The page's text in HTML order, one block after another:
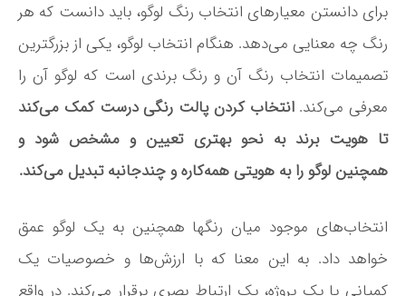
برای دانستن معیارهای انتخاب رنگ لوگو، باید دانست که هر
رنگ چه معنایی می‌­دهد. هنگام انتخاب لوگو، یکی از بزرگ­ترین
تصمیمات انتخاب رنگ آن و رنگ برندی است که لوگو آن را
معرفی می‌­کند.انتخاب کردن پالت رنگی درست کمک می­‌کند
تا هویت برند به نحو بهتری تعیین و مشخص شود و
همچنین لوگو را به هویتی همه‌­کاره و چندجانبه تبدیل می‌­کند.
انتخاب‌­های موجود میان رنگ­ها همچنین به یک لوگو عمق
خواهد داد. به این معنا که با ارزش­‌ها و خصوصیات یک
کمپانی یا یک پروژه، یک ارتباط بصری برقرار می‌­کند. در واقع